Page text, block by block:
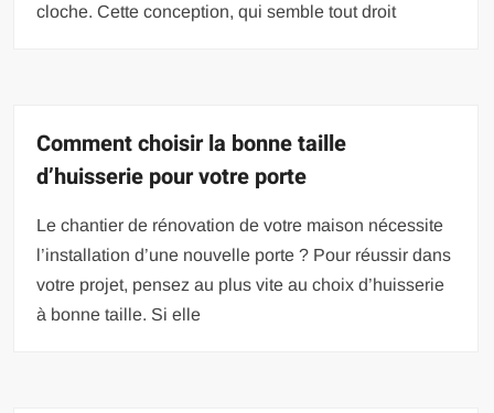
cloche. Cette conception, qui semble tout droit
Comment choisir la bonne taille
d’huisserie pour votre porte
Le chantier de rénovation de votre maison nécessite
l’installation d’une nouvelle porte ? Pour réussir dans
votre projet, pensez au plus vite au choix d’huisserie
à bonne taille. Si elle